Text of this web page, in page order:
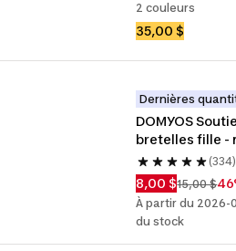
2 couleurs
35,00 $
Dernières
DOMYOS
bretelles fille -
(334)
8,00 $15,00 $
À partir du 2026-
du stock